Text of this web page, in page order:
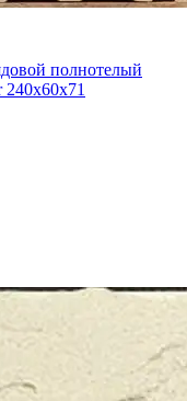
полнотелый
240x60x71